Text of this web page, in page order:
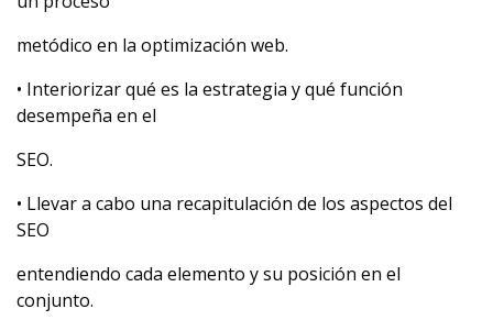
metódico en la optimización web.
• Interiorizar qué es la estrategia y qué función
desempeña en el
SEO.
• Llevar a cabo una recapitulación de los aspectos del
SEO
entendiendo cada elemento y su posición en el
conjunto.